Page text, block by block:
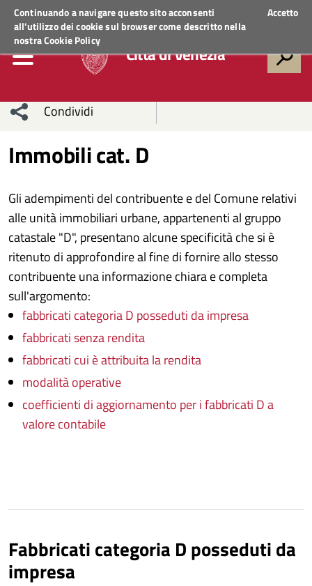
Continuando a navigare questo sito acconsenti
all'utilizzo dei cookie sul browser come descritto nella
nostraCookie Policy
Accetto
Regione VenetoACCEDI AI SERVIZI
Città di Venezia
Condividi
network
Condividi
Condividi
Facebook
su
Twitter
Condividi
su
Facebook
Condividi
su
Whatsapp
Immobili cat. D
Gli adempimenti del contribuente e del Comune relativi
alle unità immobiliari urbane, appartenenti al gruppo
catastale "D", presentano alcune specificità che si è
ritenuto di approfondire al fine di fornire allo stesso
contribuente una informazione chiara e completa
sull'argomento:
fabbricati categoria D posseduti da impresa
fabbricati senza rendita
fabbricati cui è attribuita la rendita
modalità operative
coefficienti di aggiornamento per i fabbricati D a
valore contabile
Fabbricati categoria D posseduti da
impresa